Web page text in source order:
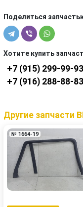
Поделиться
Хотите купить
+7 (915) 299-99-93
+7 (916) 288-88-83
Другие запчасти
№ 1664-19